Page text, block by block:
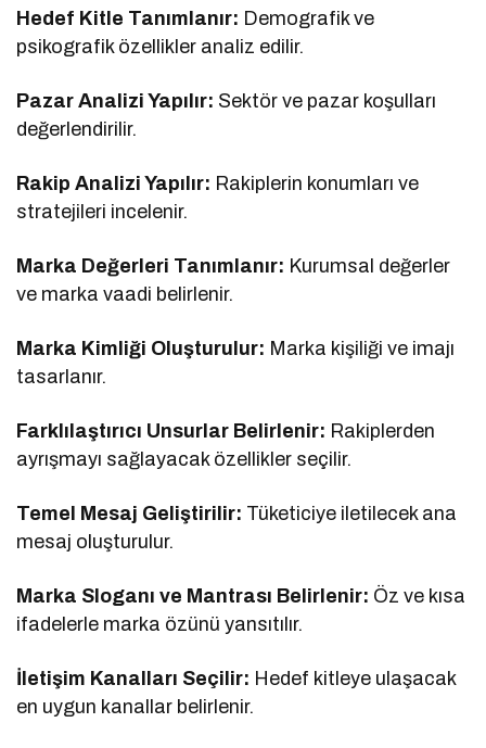
Hedef Kitle Tanımlanır: Demografik ve
psikografik özellikler analiz edilir.
Pazar Analizi Yapılır: Sektör ve pazar koşulları
değerlendirilir.
Rakip Analizi Yapılır: Rakiplerin konumları ve
stratejileri incelenir.
Marka Değerleri Tanımlanır: Kurumsal değerler
ve marka vaadi belirlenir.
Marka Kimliği Oluşturulur: Marka kişiliği ve imajı
tasarlanır.
Farklılaştırıcı Unsurlar Belirlenir: Rakiplerden
ayrışmayı sağlayacak özellikler seçilir.
Temel Mesaj Geliştirilir: Tüketiciye iletilecek ana
mesaj oluşturulur.
Marka Sloganı ve Mantrası Belirlenir: Öz ve kısa
ifadelerle marka özünü yansıtılır.
İletişim Kanalları Seçilir: Hedef kitleye ulaşacak
en uygun kanallar belirlenir.